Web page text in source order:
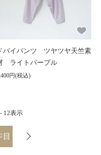
バイパンツ ツヤツヤ天竺素
ライトパープル
円(税込)
12表示
目